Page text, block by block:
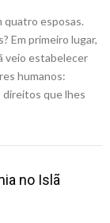
quatro esposas.
Em primeiro lugar,
veio estabelecer
humanos:
que lhes
no Islã